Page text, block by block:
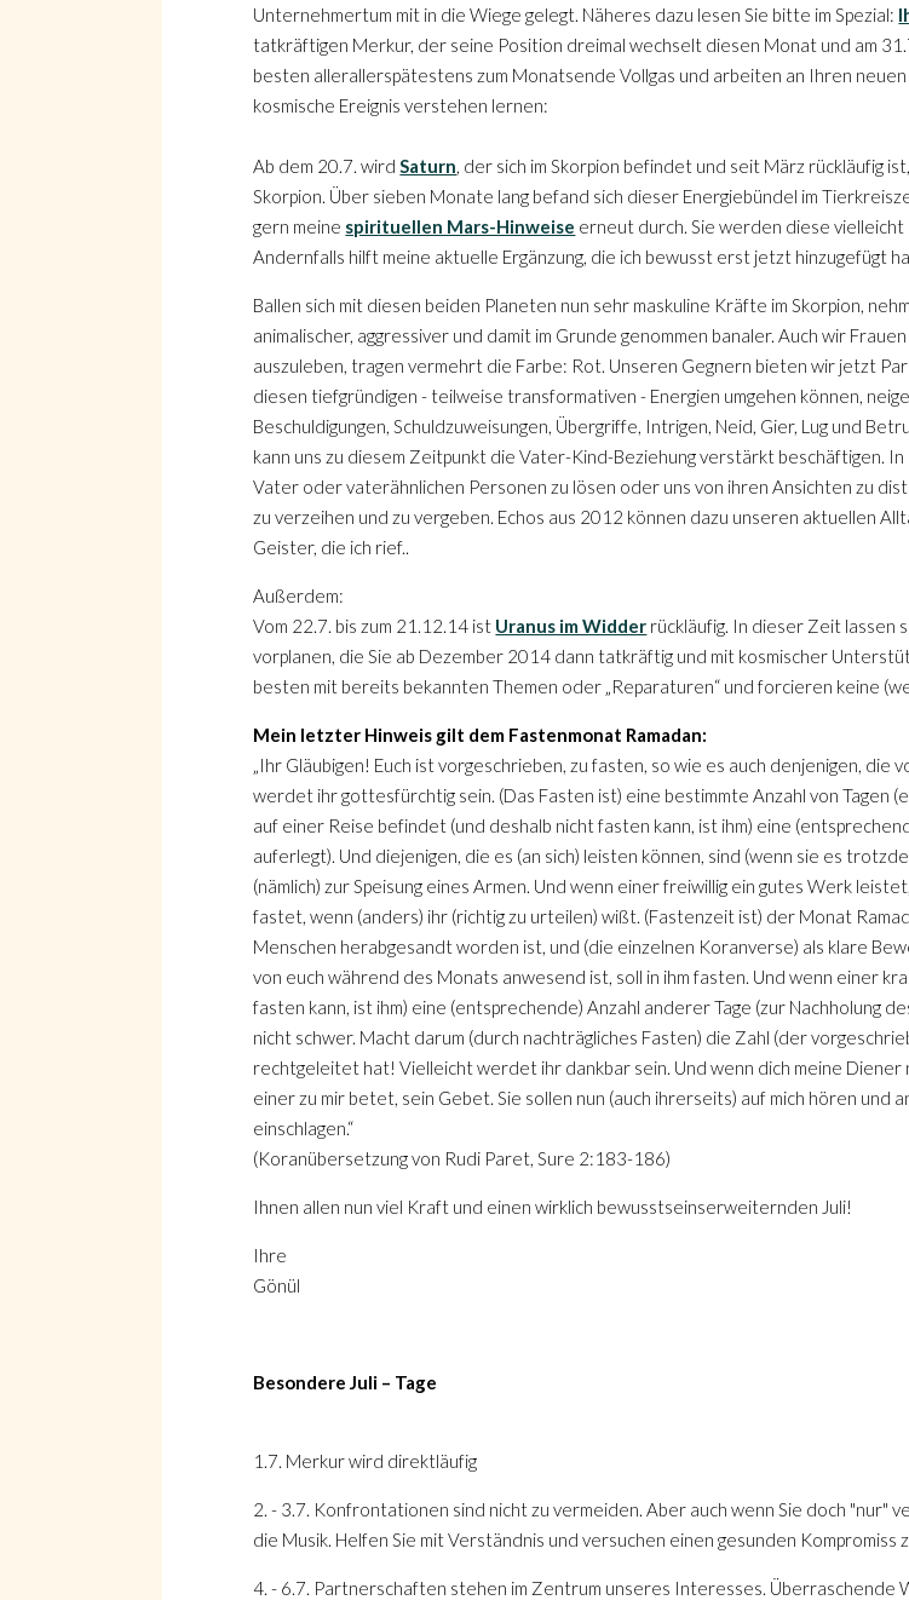
Unternehmertum mit in die Wiege gelegt. Näheres dazu lesen Sie bitte im Spezial:
tatkräftigen Merkur, der seine Position dreimal wechselt diesen Monat und am
besten allerallerspätestens zum Monatsende Vollgas und arbeiten an Ihren
kosmische Ereignis verstehen lernen:
Ab dem 20.7. wirdSaturn, der sich im Skorpion befindet und seit März rückläufig
Skorpion. Über sieben Monate lang befand sich dieser Energiebündel im
gern meine spirituellen Mars-Hinweise erneut durch. Sie werden diese
Andernfalls hilft meine aktuelle Ergänzung, die ich bewusst erst jetzt hinzugefügt
Ballen sich mit diesen beiden Planeten nun sehr maskuline Kräfte im Skorpion,
animalischer, aggressiver und damit im Grunde genommen banaler. Auch wir
auszuleben, tragen vermehrt die Farbe: Rot. Unseren Gegnern bieten wir jetzt
diesen tiefgründigen - teilweise transformativen - Energien umgehen können,
Beschuldigungen, Schuldzuweisungen, Übergriffe, Intrigen, Neid, Gier, Lug und
kann uns zu diesem Zeitpunkt die Vater-Kind-Beziehung verstärkt beschäftigen.
Vater oder vaterähnlichen Personen zu lösen oder uns von ihren Ansichten zu
zu verzeihen und zu vergeben. Echos aus 2012 können dazu unseren aktuellen
Geister, die ich rief..
Außerdem:
Vom 22.7. bis zum 21.12.14 ist Uranus im Widder rückläufig. In dieser Zeit lassen
vorplanen, die Sie ab Dezember 2014 dann tatkräftig und mit kosmischer
besten mit bereits bekannten Themen oder „Reparaturen“ und forcieren keine
Mein letzter Hinweis gilt dem Fastenmonat Ramadan:
„Ihr Gläubigen! Euch ist vorgeschrieben, zu fasten, so wie es auch denjenigen,
werdet ihr gottesfürchtig sein. (Das Fasten ist) eine bestimmte Anzahl von Tagen
auf einer Reise befindet (und deshalb nicht fasten kann, ist ihm) eine
auferlegt). Und diejenigen, die es (an sich) leisten können, sind (wenn sie es
(nämlich) zur Speisung eines Armen. Und wenn einer freiwillig ein gutes Werk
fastet, wenn (anders) ihr (richtig zu urteilen) wißt. (Fastenzeit ist) der Monat
Menschen herabgesandt worden ist, und (die einzelnen Koranverse) als klare
von euch während des Monats anwesend ist, soll in ihm fasten. Und wenn einer
fasten kann, ist ihm) eine (entsprechende) Anzahl anderer Tage (zur Nachholung
nicht schwer. Macht darum (durch nachträgliches Fasten) die Zahl (der
rechtgeleitet hat! Vielleicht werdet ihr dankbar sein. Und wenn dich meine Diener
einer zu mir betet, sein Gebet. Sie sollen nun (auch ihrerseits) auf mich hören und
einschlagen.“
(Koranübersetzung von Rudi Paret, Sure 2:183-186)
Ihnen allen nun viel Kraft und einen wirklich bewusstseinserweiternden Juli!
Ihre
Gönül
Besondere Juli – Tage
1.7. Merkur wird direktläufig
2. - 3.7. Konfrontationen sind nicht zu vermeiden. Aber auch wenn Sie doch "nur"
die Musik. Helfen Sie mit Verständnis und versuchen einen gesunden
4. - 6.7. Partnerschaften stehen im Zentrum unseres Interesses. Überraschende